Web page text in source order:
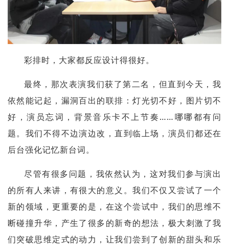
彩排时，大家都反应设计得很好。
最终，那次表演我们获了第二名，但直到今天，我
依然能记起， 漏洞百出的联排：灯光切不好，图片切不
好，演员忘词，背景音乐卡不上节奏……哪哪都有问
题。我们不得不边演边改，直到临上场，演员们都还在
后台强化记忆新台词。
尽管有很多问题，我依然认为，这对我们参与演出
的所有人来讲，有很大的意义。我们不仅又尝试了一个
新的领域，更重要的是，在这个尝试中，我们的思维不
断碰撞升华，产生了很多的新奇的想法，极大刺激了我
们突破思维定式的动力，让我们尝到了创新的甜头和乐